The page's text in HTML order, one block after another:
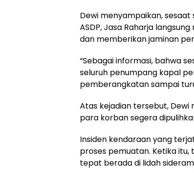
Dewi menyampaikan,
ASDP, Jasa Raharja
dan memberikan jaminan
“Sebagai informasi, bahwa
seluruh penumpang kapal
pemberangkatan sampai
Atas kejadian tersebut,
para korban segera
Insiden kendaraan yang
proses pemuatan. Ketika
tepat berada di lidah